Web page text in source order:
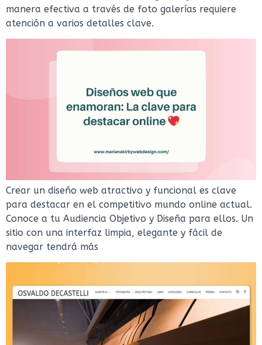
manera efectiva a través de foto galerías requiere
atención a varios detalles clave.
Crear un diseño web atractivo y funcional es clave
para destacar en el competitivo mundo online actual.
Conoce a tu Audiencia Objetivo y Diseña para ellos. Un
sitio con una interfaz limpia, elegante y fácil de
navegar tendrá más